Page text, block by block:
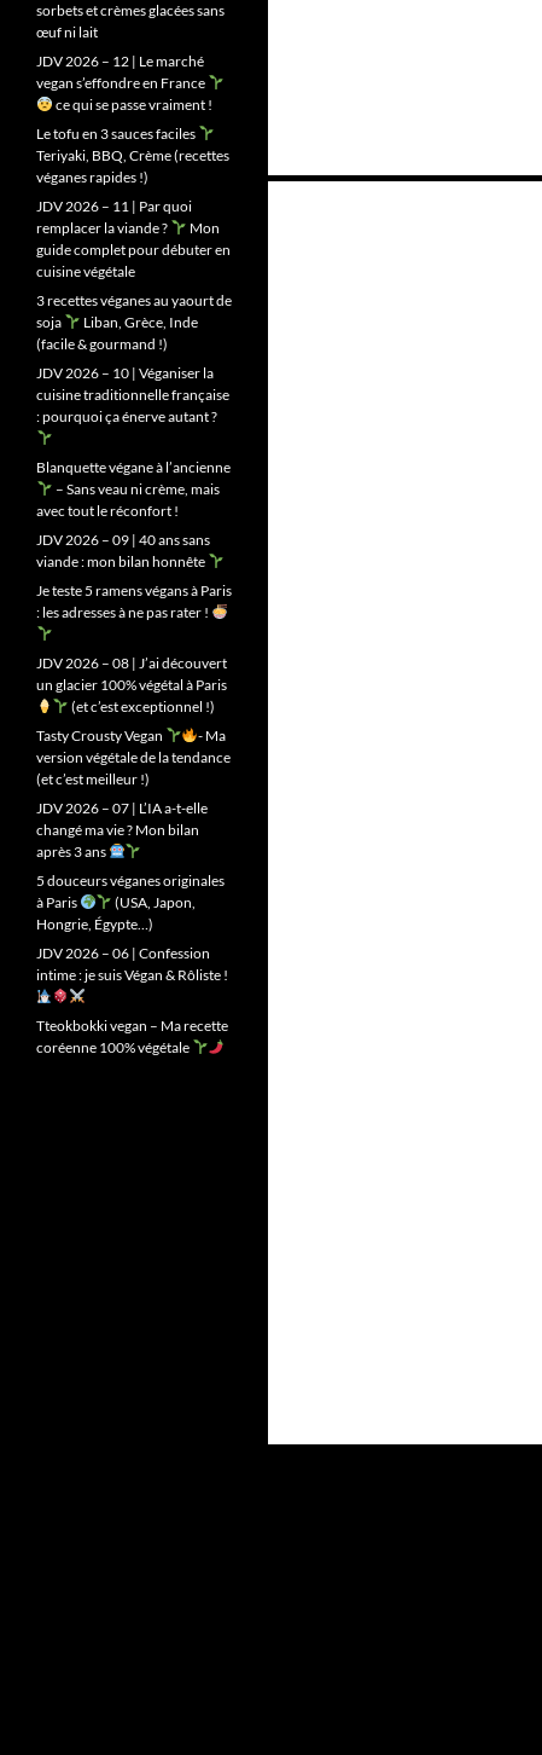
sorbets et crèmes glacées sans
œuf ni lait
JDV 2026 – 12 | Le marché
vegan s’effondre en France
ce qui se passe vraiment !
Le tofu en 3 sauces faciles
Teriyaki, BBQ, Crème (recettes
véganes rapides !)
JDV 2026 – 11 | Par quoi
remplacer la viande ?
Mon
guide complet pour débuter en
cuisine végétale
3 recettes véganes au yaourt de
soja
Liban, Grèce, Inde
(facile & gourmand !)
JDV 2026 – 10 | Véganiser la
cuisine traditionnelle française
: pourquoi ça énerve autant ?
Blanquette végane à l’ancienne
– Sans veau ni crème, mais
avec tout le réconfort !
JDV 2026 – 09 | 40 ans sans
viande : mon bilan honnête
Je teste 5 ramens végans à Paris
: les adresses à ne pas rater !
JDV 2026 – 08 | J’ai découvert
un glacier 100% végétal à Paris
(et c’est exceptionnel !)
Tasty Crousty Vegan
- Ma
version végétale de la tendance
(et c’est meilleur !)
JDV 2026 – 07 | L’IA a-t-elle
changé ma vie ? Mon bilan
après 3 ans
5 douceurs véganes originales
à Paris
(USA, Japon,
Hongrie, Égypte…)
JDV 2026 – 06 | Confession
intime : je suis Végan & Rôliste !
Tteokbokki vegan – Ma recette
coréenne 100% végétale